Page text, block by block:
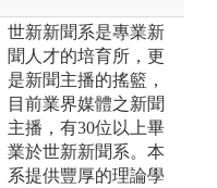
世新新聞系是專業新
聞人才的培育所，更
是新聞主播的搖籃，
目前業界媒體之新聞
主播，有30位以上畢
業於世新新聞系。本
系提供豐厚的理論學